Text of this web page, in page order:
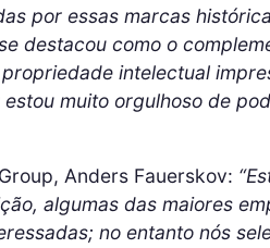
por essas marcas
destacou como o
intelectual
muito orgulhoso de
Anders Fauerskov:
algumas das maiores
no entanto nós